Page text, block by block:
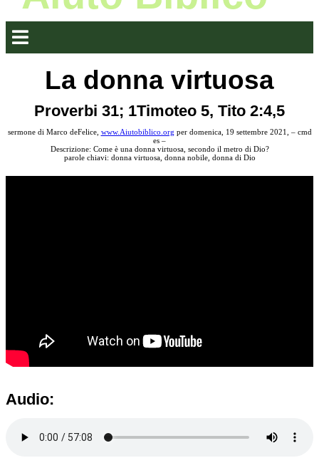
La donna virtuosa
Proverbi 31; 1Timoteo 5, Tito 2:4,5
sermone di Marco deFelice, www.Aiutobiblico.org per domenica, 19 settembre 2021, – cmd
es –
Descrizione: Come è una donna virtuosa, secondo il metro di Dio?
parole chiavi: donna virtuosa, donna nobile, donna di Dio
Audio: